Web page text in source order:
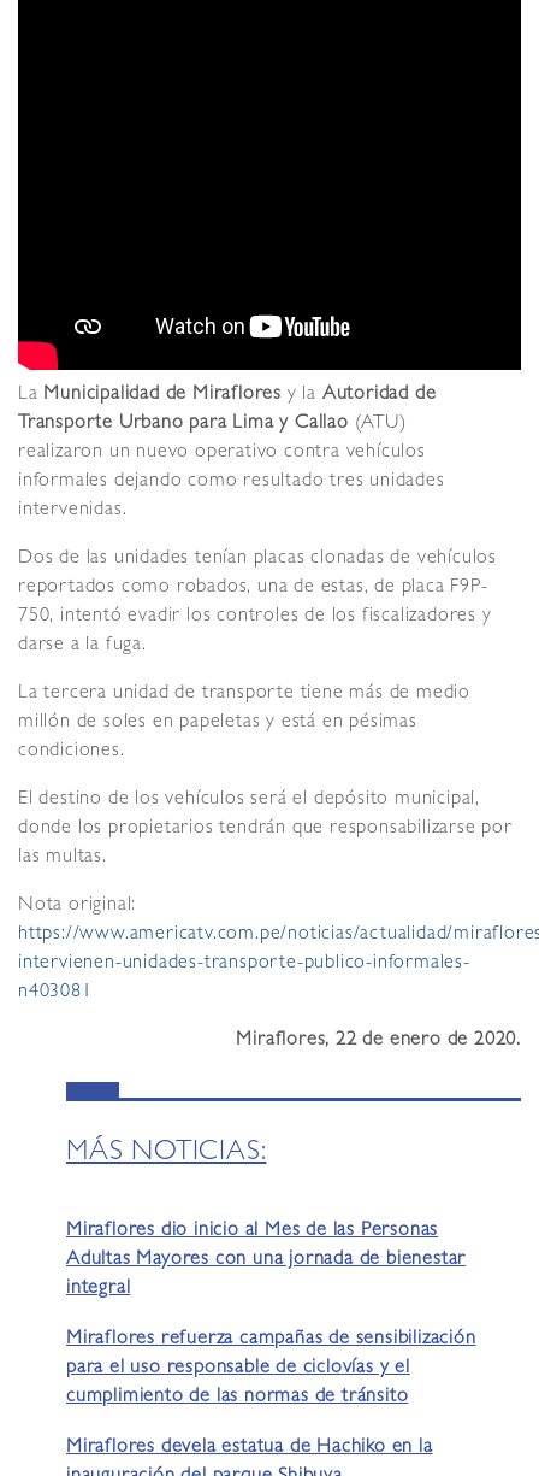
La Municipalidad de Miraflores y la Autoridad de
Transporte Urbano para Lima y Callao (ATU)
realizaron un nuevo operativo contra vehículos
informales dejando como resultado tres unidades
intervenidas.
Dos de las unidades tenían placas clonadas de vehículos
reportados como robados, una de estas, de placa F9P-
750, intentó evadir los controles de los fiscalizadores y
darse a la fuga.
La tercera unidad de transporte tiene más de medio
millón de soles en papeletas y está en pésimas
condiciones.
El destino de los vehículos será el depósito municipal,
donde los propietarios tendrán que responsabilizarse por
las multas.
Nota original:
https://www.americatv.com.pe/noticias/actualidad/
intervienen-unidades-transporte-publico-informales-
n403081
Miraflores, 22 de enero de 2020.
MÁS NOTICIAS:
Miraflores dio inicio al Mes de las Personas
Adultas Mayores con una jornada de bienestar
integral
Miraflores refuerza campañas de sensibilización
para el uso responsable de ciclovías y el
cumplimiento de las normas de tránsito
Miraflores devela estatua de Hachiko en la